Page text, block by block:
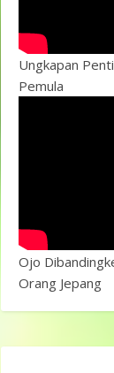
Ungkapan
Pemula
Ojo
Orang Jepang